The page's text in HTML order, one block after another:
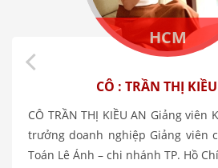
HCM
CÔ : TRẦN THỊ
CÔ TRẦN THỊ KIỀU AN Giảng viên
trưởng doanh nghiệp Giảng viên
Toán Lê Ánh – chi nhánh TP. Hồ